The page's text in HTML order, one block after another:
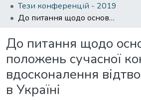
Тези конференцій - 2019
До питання щодо основних положень сучасної концепції вдосконалення відтворення лісів в Україні
До питання щодо
положень сучасної
вдосконалення
в Україні